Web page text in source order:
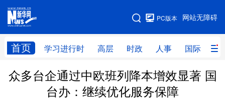
网站无障碍
PC版本
首页 学习进行时 高层 时政 人事 国际 财
网站地图
学习进行时 高层 时政 人事
财经 网评
众多台企通过中欧班列降本增效显著 国
台办：继续优化服务保障